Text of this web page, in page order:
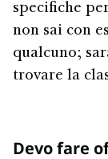
specifiche
non sai con
qualcuno;
trovare la
Devo fare